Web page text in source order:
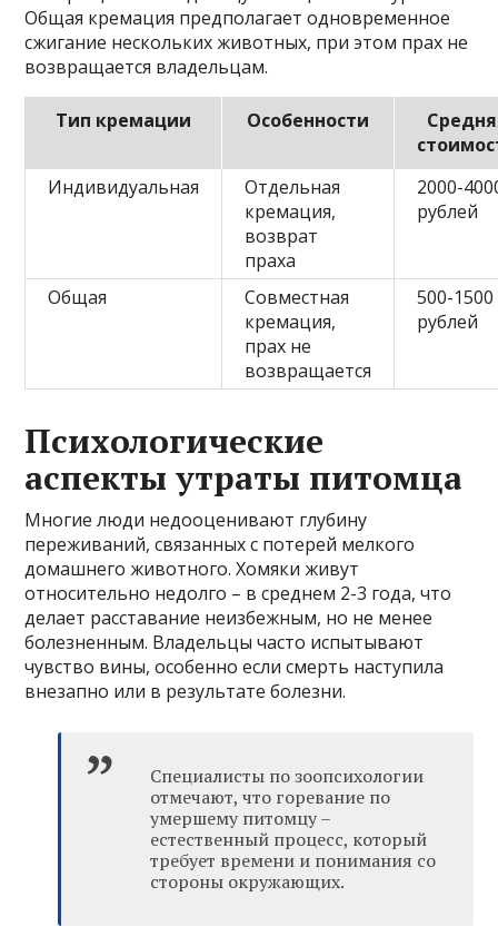
Общая кремация предполагает одновременное
сжигание нескольких животных, при этом прах не
возвращается владельцам.
Тип кремации Особенности
Индивидуальная
Отдельная
кремация,
возврат
праха
2000-
рублей
Общая
Совместная
кремация,
прах не
возвращается
500-1500
рублей
Психологические
аспекты утраты питомца
Многие люди недооценивают глубину
переживаний, связанных с потерей мелкого
домашнего животного. Хомяки живут
относительно недолго – в среднем 2-3 года, что
делает расставание неизбежным, но не менее
болезненным. Владельцы часто испытывают
чувство вины, особенно если смерть наступила
внезапно или в результате болезни.
Специалисты по зоопсихологии
отмечают, что горевание по
умершему питомцу –
естественный процесс, который
требует времени и понимания со
стороны окружающих.